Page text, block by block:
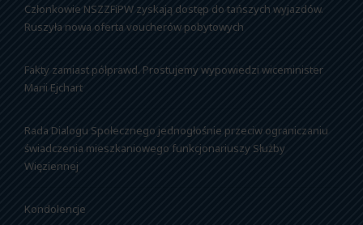
Członkowie NSZZFiPW zyskają dostęp do tańszych wyjazdów.
Ruszyła nowa oferta voucherów pobytowych
Fakty zamiast półprawd. Prostujemy wypowiedzi wiceminister
Marii Ejchart
Rada Dialogu Społecznego jednogłośnie przeciw ograniczaniu
świadczenia mieszkaniowego funkcjonariuszy Służby
Więziennej
Kondolencje